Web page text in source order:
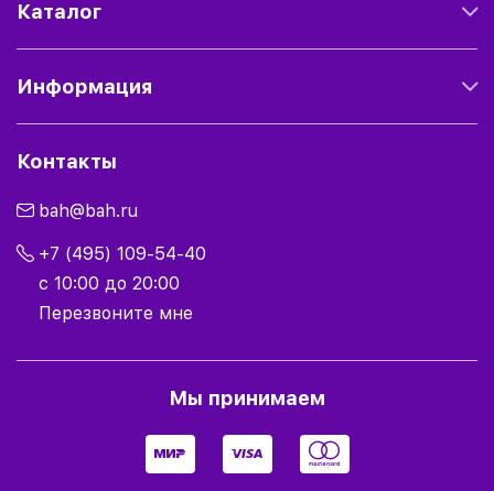
Каталог
Информация
Контакты
bah@bah.ru
+7 (495) 109-54-40
с 10:00 до 20:00
Перезвоните мне
Мы принимаем